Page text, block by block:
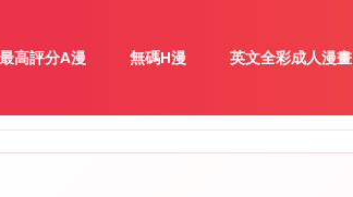
最高評分A漫 無碼H漫 英文全彩成人漫畫